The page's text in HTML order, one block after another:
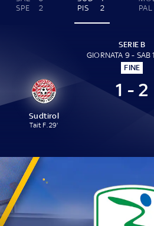
SPE
2
PIS
2
PAL
SERIE B
GIORNATA 9 - SAB
FINE
Sudtirol
Tait F. 29'
1 - 2